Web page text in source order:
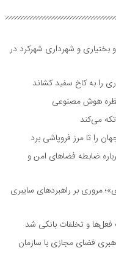
بختیاری و شهرداری شهرکرد در
به کاخ سفید کشاند
هوش مصنوعی
می‌کند
را تا مرز فروپاشی برد
ضابطه فضا‌های امن و
مروری بر راهبرد‌های سایبری
و تخلفات بانکی شد
فضای مجازی با سازمان